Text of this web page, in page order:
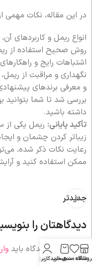
در این مقاله، نکات مهمی
انواع ریمل و کاربردهای آن،
روش صحیح استفاده از
اشتباهات رایج و
نگهداری و مراقبت از ریمل،
و معرفی برندهای
بررسی شد تا شما بتوانید
داشته باشید.
تأکید پایانی: ریمل یکی از
زیباتر کردن چشمان و
رعایت نکات ذکر شده،
ممکن استفاده کنید و
جدیدتر
دیدگاهتان را
برای نوشتن دیدگاه باید
علاقه مندیسبد خرید
حساب کاربری من